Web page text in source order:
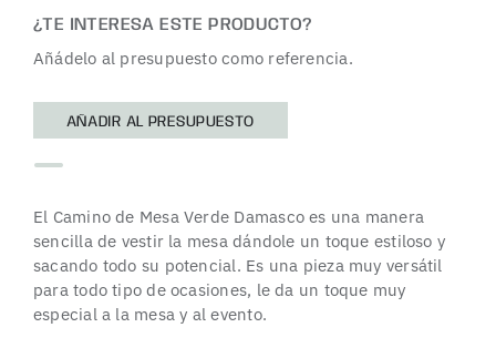
¿TE INTERESA ESTE PRODUCTO?
Añádelo al presupuesto como referencia.
AÑADIR AL PRESUPUESTO
El Camino de Mesa Verde Damasco es una manera
sencilla de vestir la mesa dándole un toque estiloso y
sacando todo su potencial. Es una pieza muy versátil
para todo tipo de ocasiones, le da un toque muy
especial a la mesa y al evento.